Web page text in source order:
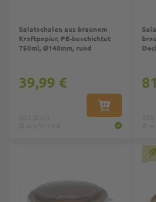
Salatschalen aus braunem
Kraftpapier, PE-beschichtet
750ml, Ø148mm, rund
IN DEN
39,99 €